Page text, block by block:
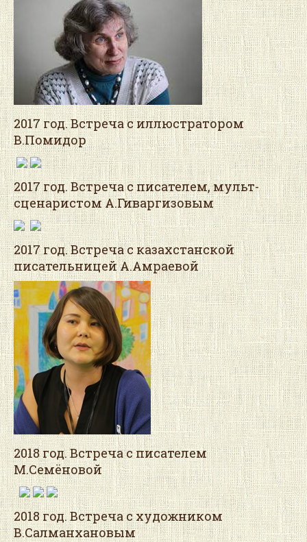
2017 год. Встреча с иллюстратором
В.Помидор
2017 год. Встреча с писателем, мульт-
сценаристом А.Гиваргизовым
2017 год. Встреча с казахстанской
писательницей А.Амраевой
2018 год. Встреча с писателем
М.Семёновой
2018 год. Встреча с художником
В.Салманхановым